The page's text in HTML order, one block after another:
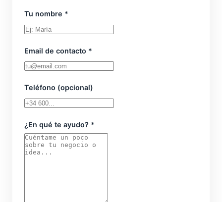
Tu nombre *
Email de contacto *
Teléfono (opcional)
¿En qué te ayudo? *